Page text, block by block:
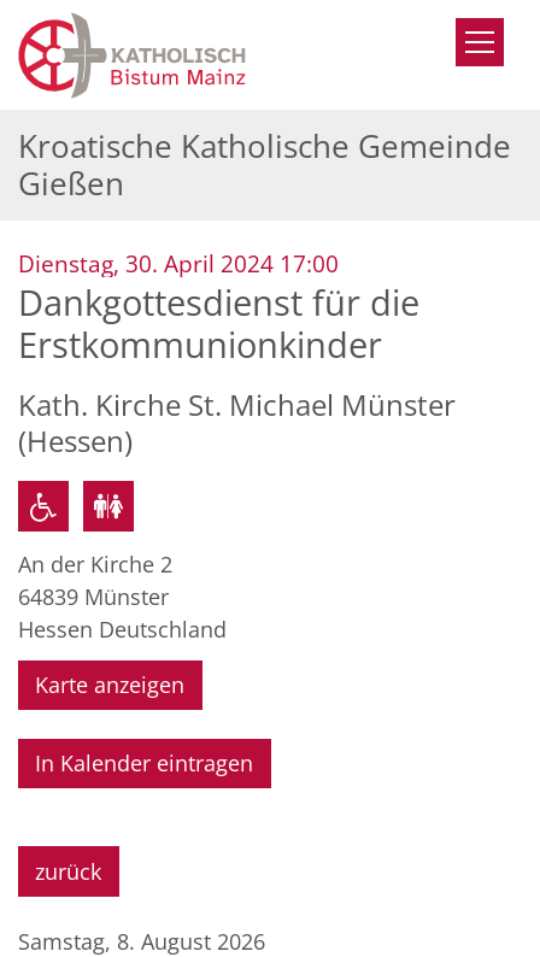
Zum Inhalt springen
Kroatische Katholische Gemeinde
Gießen
Dienstag, 30. April 2024 17:00
Dankgottesdienst für die
Erstkommunionkinder
Kath. Kirche St. Michael Münster
(Hessen)
An der Kirche 2
64839 Münster
Hessen Deutschland
Karte anzeigen
In Kalender eintragen
zurück
Samstag, 8. August 2026